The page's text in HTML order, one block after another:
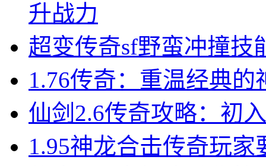
升战力
超变传奇sf野蛮冲撞技
1.76传奇：重温经典的
仙剑2.6传奇攻略：初
1.95神龙合击传奇玩